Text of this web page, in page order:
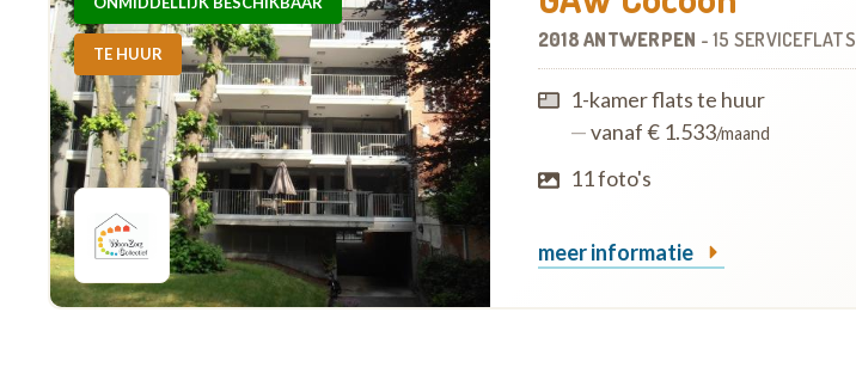
TE HUUR
2018 ANTWERPEN -15 SERVICEFLATS
1-kamer flats te huur
—vanaf € 1.533/maand
11 foto's
meer informatie